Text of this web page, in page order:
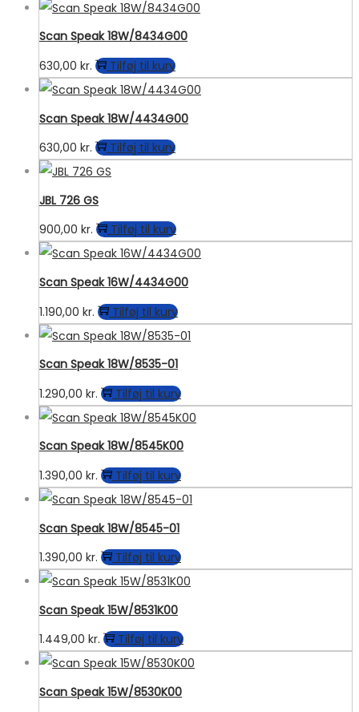
Scan Speak 18W/8434G00
630,00 kr. Tilføj til kurv
Scan Speak 18W/4434G00
630,00 kr. Tilføj til kurv
JBL 726 GS
900,00 kr. Tilføj til kurv
Scan Speak 16W/4434G00
1.190,00 kr. Tilføj til kurv
Scan Speak 18W/8535-01
1.290,00 kr. Tilføj til kurv
Scan Speak 18W/8545K00
1.390,00 kr. Tilføj til kurv
Scan Speak 18W/8545-01
1.390,00 kr. Tilføj til kurv
Scan Speak 15W/8531K00
1.449,00 kr. Tilføj til kurv
Scan Speak 15W/8530K00